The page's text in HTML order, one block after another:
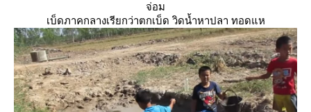
จ่อม
เบ็ดภาคกลางเรียกว่าตกเบ็ด วิดน้ำหาปลา ทอดแห